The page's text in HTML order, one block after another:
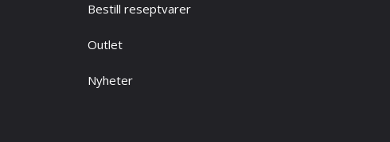
Bestill reseptvarer
Outlet
Nyheter